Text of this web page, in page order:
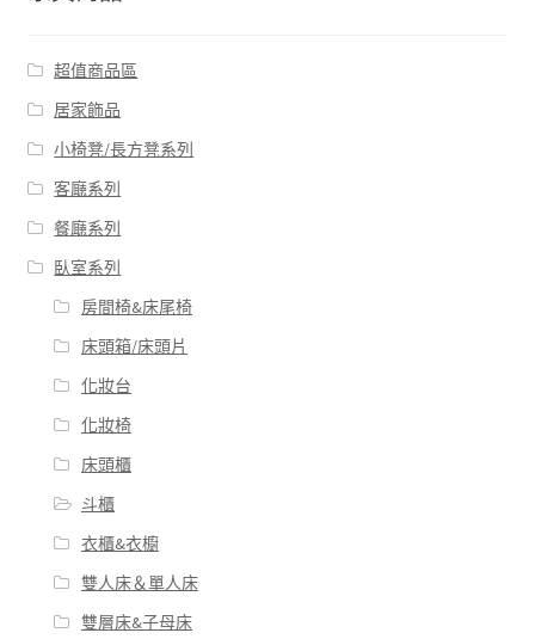
超值商品區
居家飾品
小椅凳/長方凳系列
客廰系列
餐廰系列
臥室系列
房間椅&床尾椅
床頭箱/床頭片
化妝台
化妝椅
床頭櫃
斗櫃
衣櫃&衣櫥
雙人床＆單人床
雙層床&子母床